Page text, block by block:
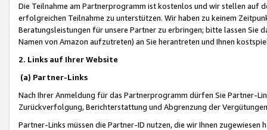
Die Teilnahme am Partnerprogramm ist kostenlos und wir stellen auf
erfolgreichen Teilnahme zu unterstützen. Wir haben zu keinem
Beratungsleistungen für unsere Partner zu erbringen; bitte lassen Sie
Namen von Amazon aufzutreten) an Sie herantreten und Ihnen
2. Links auf Ihrer Website
(a) Partner-Links
Nach Ihrer Anmeldung für das Partnerprogramm dürfen Sie Partner-
Zurückverfolgung, Berichterstattung und Abgrenzung der
Partner-Links müssen die Partner-ID nutzen, die wir Ihnen zugewiesen